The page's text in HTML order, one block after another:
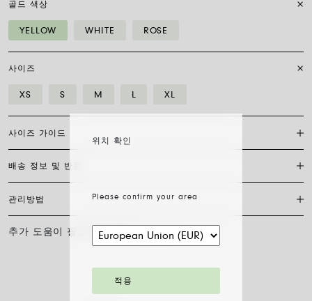
위치 확인
Please confirm your area
적용
골드 색상
YELLOW WHITE ROSE
사이즈
XS S M L XL
사이즈 가이드
플렉시트 브레이슬릿은 특허받은 포페의 독점 제품으로, 18캐럿 금으로
완전히 제작되어 신축성이 있어 걸쇠가 필요하지 않습니다. 적합한 사이
즈를 찾으려면 손목 둘레를 측정하기만 하면 됩니다. 줄자나 실, 종이 조
각을 사용해 측정한 후 자로 길이를 재고 아래 표와 비교하세요.
사이즈 S M L XL
팔찌 직경은 최대 30%까지 확장 가능하며 유연성 덕분에 착용이 간편합
니다: 손가락 위로 말아 올려 손목까지 내리기만 하면 됩니다. 그게 전부
배송 정보 및 반품
FedEx를 통한 배송은 무료이며, 결제 완료일로부터 7~20일 이내에 배송
됩니다. 모든 주얼리는 FOPE 오리지널 패키지에 포장되어 발송됩니다.
주문 준비 소요 일수를 확인하려면 소재와 사이즈를 선택해 주세요.
관리방법
FOPE 주얼리의 광택과 아름다움을 오래도록 유지하기 위해 화학 제품이
나 화장품과의 접촉을 피하시고, 취침 전이나 운동 전에는 귀걸이, 목걸
세척 방법이 필요하지 않습니다. 부드러운 마른 천으로 표면을 닦아주시
기만 하면 됩니다. 다이아몬드 주얼리는 물과 순한 비누로 세척한 후 헹
구어 자연 건조시켜 주십시오.
추가 도움이 필요하신가요?문의하기